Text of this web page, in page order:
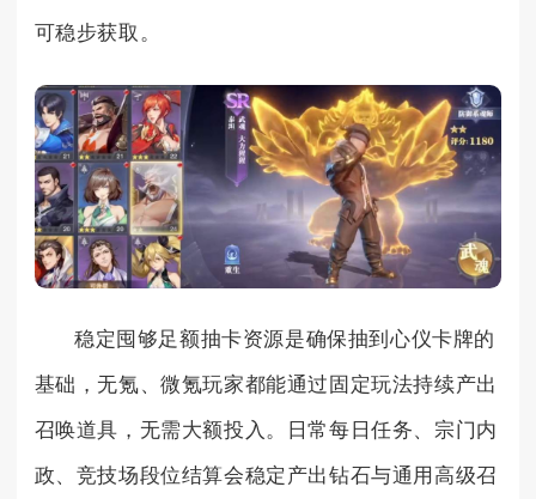
可稳步获取。
稳定囤够足额抽卡资源是确保抽到心仪卡牌的
基础，无氪、微氪玩家都能通过固定玩法持续产出
召唤道具，无需大额投入。日常每日任务、宗门内
政、竞技场段位结算会稳定产出钻石与通用高级召